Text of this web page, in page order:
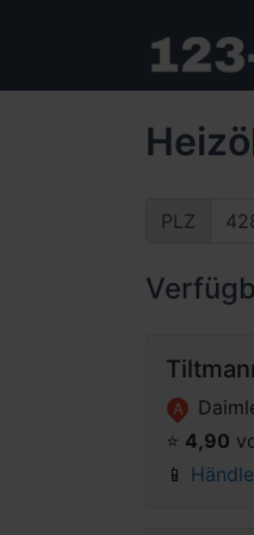
PLZ
A
⭐️ 4,90
📱